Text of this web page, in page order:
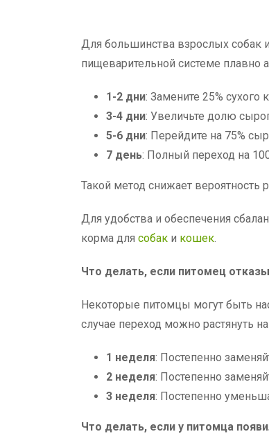
Для большинства взрослых собак
пищеварительной системе плавно
1-2 дни: Замените 25% сухого
3-4 дни: Увеличьте долю
5-6 дни: Перейдите на 75%
7 день: Полный переход на
Такой метод снижает
Для удобства и обеспечения
корма для собак и кошек.
Что делать, если питомец
Некоторые питомцы могут быть
случае переход можно растянуть
1 неделя: Постепенно
2 неделя: Постепенно
3 неделя: Постепенно
Что делать, если у питомца